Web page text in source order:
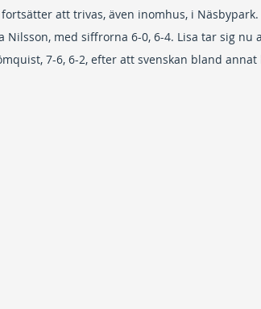
att trivas, även inomhus, i
Nilsson, med siffrorna 6-0, 6-4. Lisa tar sig nu
7-6, 6-2, efter att svenskan bland